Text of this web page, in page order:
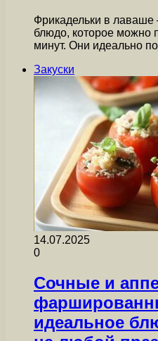
Фрикадельки в лаваше
блюдо, которое можно
минут. Они идеально
Закуски
14.07.2025
0
Сочные и
идеальное